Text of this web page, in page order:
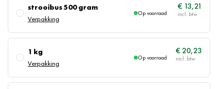
strooibus 500 gram
Verpakking
Op voorraad
€ 13,21
1 kg
Verpakking
Op voorraad
€ 20,23